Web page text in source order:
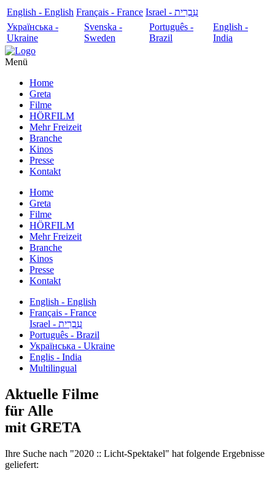
English - English Français - France
עִבְרִית - Israel
Українська -
Ukraine
Svenska -
Sweden
Português -
Brazil
English -
India
Menü
Home
Greta
Filme
HÖRFILM
Mehr Freizeit
Branche
Kinos
Presse
Kontakt
Home
Greta
Filme
HÖRFILM
Mehr Freizeit
Branche
Kinos
Presse
Kontakt
English - English
Français - France
עִבְרִית - Israel
Português - Brazil
Українська - Ukraine
Englis - India
Multilingual
Aktuelle Filme
für Alle
mit GRETA
Ihre Suche nach "2020 :: Licht-Spektakel" hat folgende Ergebnisse
geliefert: